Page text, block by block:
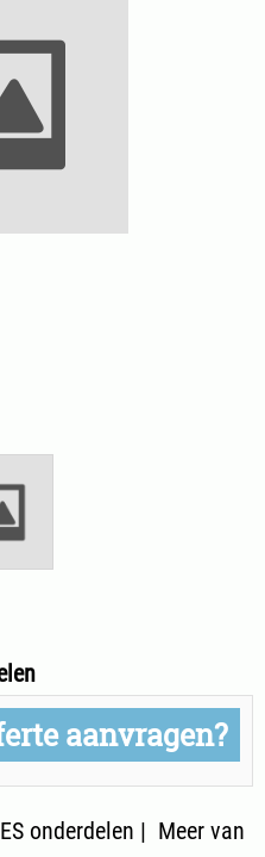
aanvragen?
onderdelen | Meer van